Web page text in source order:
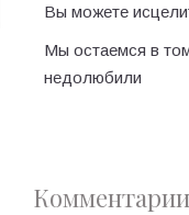
Вы можете
Мы остаемся в
недолюбили
Комментарии